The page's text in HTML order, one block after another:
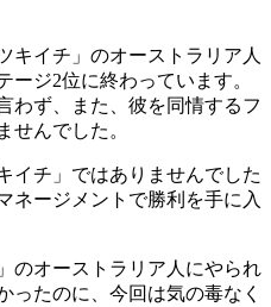
キイチ」のオーストラリア人
ジ2位に終わっています。
わず、また、彼を同情するフ
せんでした。
イチ」ではありませんでした
ネージメントで勝利を手に入
のオーストラリア人にやられ
ったのに、今回は気の毒なく